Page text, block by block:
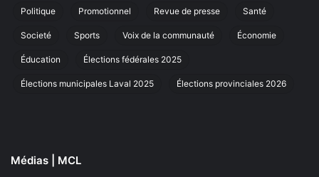
Politique Promotionnel Revue de presse Santé
Societé Sports Voix de la communauté Économie
Éducation Élections fédérales 2025
Élections municipales Laval 2025 Élections provinciales 2026
Médias | MCL